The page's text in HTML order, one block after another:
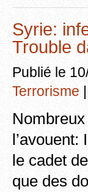
Syrie:
Trouble
Publié le
Terrorisme |
le cadet
que des